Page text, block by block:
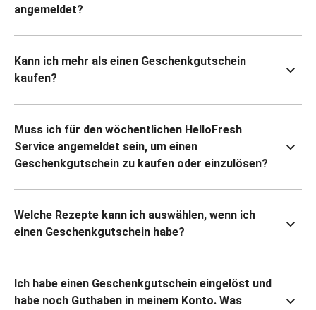
angemeldet?
Kann ich mehr als einen Geschenkgutschein
kaufen?
Muss ich für den wöchentlichen HelloFresh
Service angemeldet sein, um einen
Geschenkgutschein zu kaufen oder einzulösen?
Welche Rezepte kann ich auswählen, wenn ich
einen Geschenkgutschein habe?
Ich habe einen Geschenkgutschein eingelöst und
habe noch Guthaben in meinem Konto. Was